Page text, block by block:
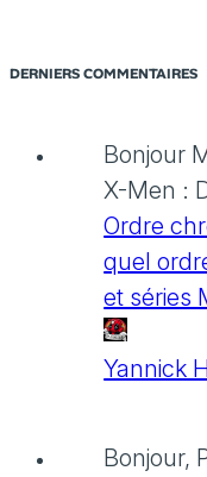
DERNIERS COMMENTAIRES
Bonjour
X-Men :
Ordre
quel
et séries
Yannick
Bonjour,